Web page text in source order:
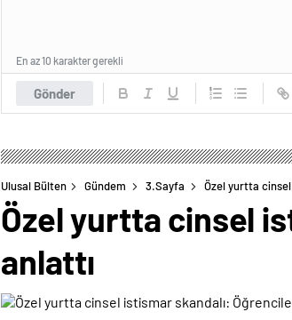
Gönder
En az 10 karakter gerekli
Ulusal Bülten Gündem 3.Sayfa Özel yurtta
Özel yurtta cinsel
anlattı